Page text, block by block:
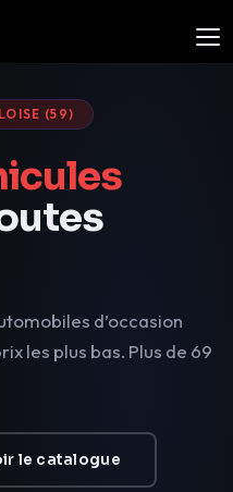
(59)
d’occasion
les plus bas. Plus de 69
le catalogue